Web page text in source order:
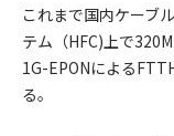
これまで国内ケーブ
テム（HFC)上で
1G-EPONによる
る。